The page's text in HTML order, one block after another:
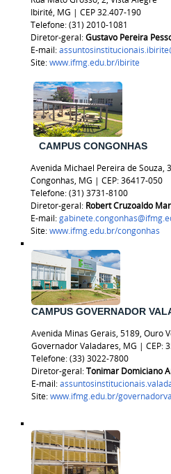
Ibirité, MG | CEP 32.407-190
Telefone: (31) 2010-1081
Diretor-geral:Gustavo Pereira
E-mail:
Site:www.ifmg.edu.br/ibirite
CAMPUS CONGONHAS
Avenida Michael Pereira de Souza,
Congonhas, MG | CEP: 36417-050
Telefone: (31) 3731-8100
Diretor-geral: Robert Cruzoaldo
E-mail:
Site:www.ifmg.edu.br/congonhas
CAMPUS GOVERNADOR
Avenida Minas Gerais, 5189, Ouro
Governador Valadares, MG | CEP:
Telefone: (33) 3022-7800
Diretor-geral:Tonimar Domiciano
E-mail:
Site:www.ifmg.edu.br/